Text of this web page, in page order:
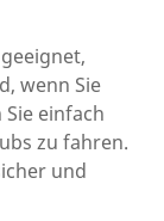
wenn Sie
einfach
zu fahren.
und